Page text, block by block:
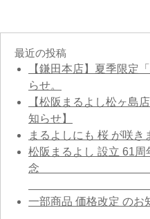
最近の投稿
【鎌田本店】夏季限定
らせ。
【松阪まるよし松ヶ島
知らせ】
まるよしにも 桜 が咲き
松阪まるよし 設立 61周
一部商品 価格改定 のお